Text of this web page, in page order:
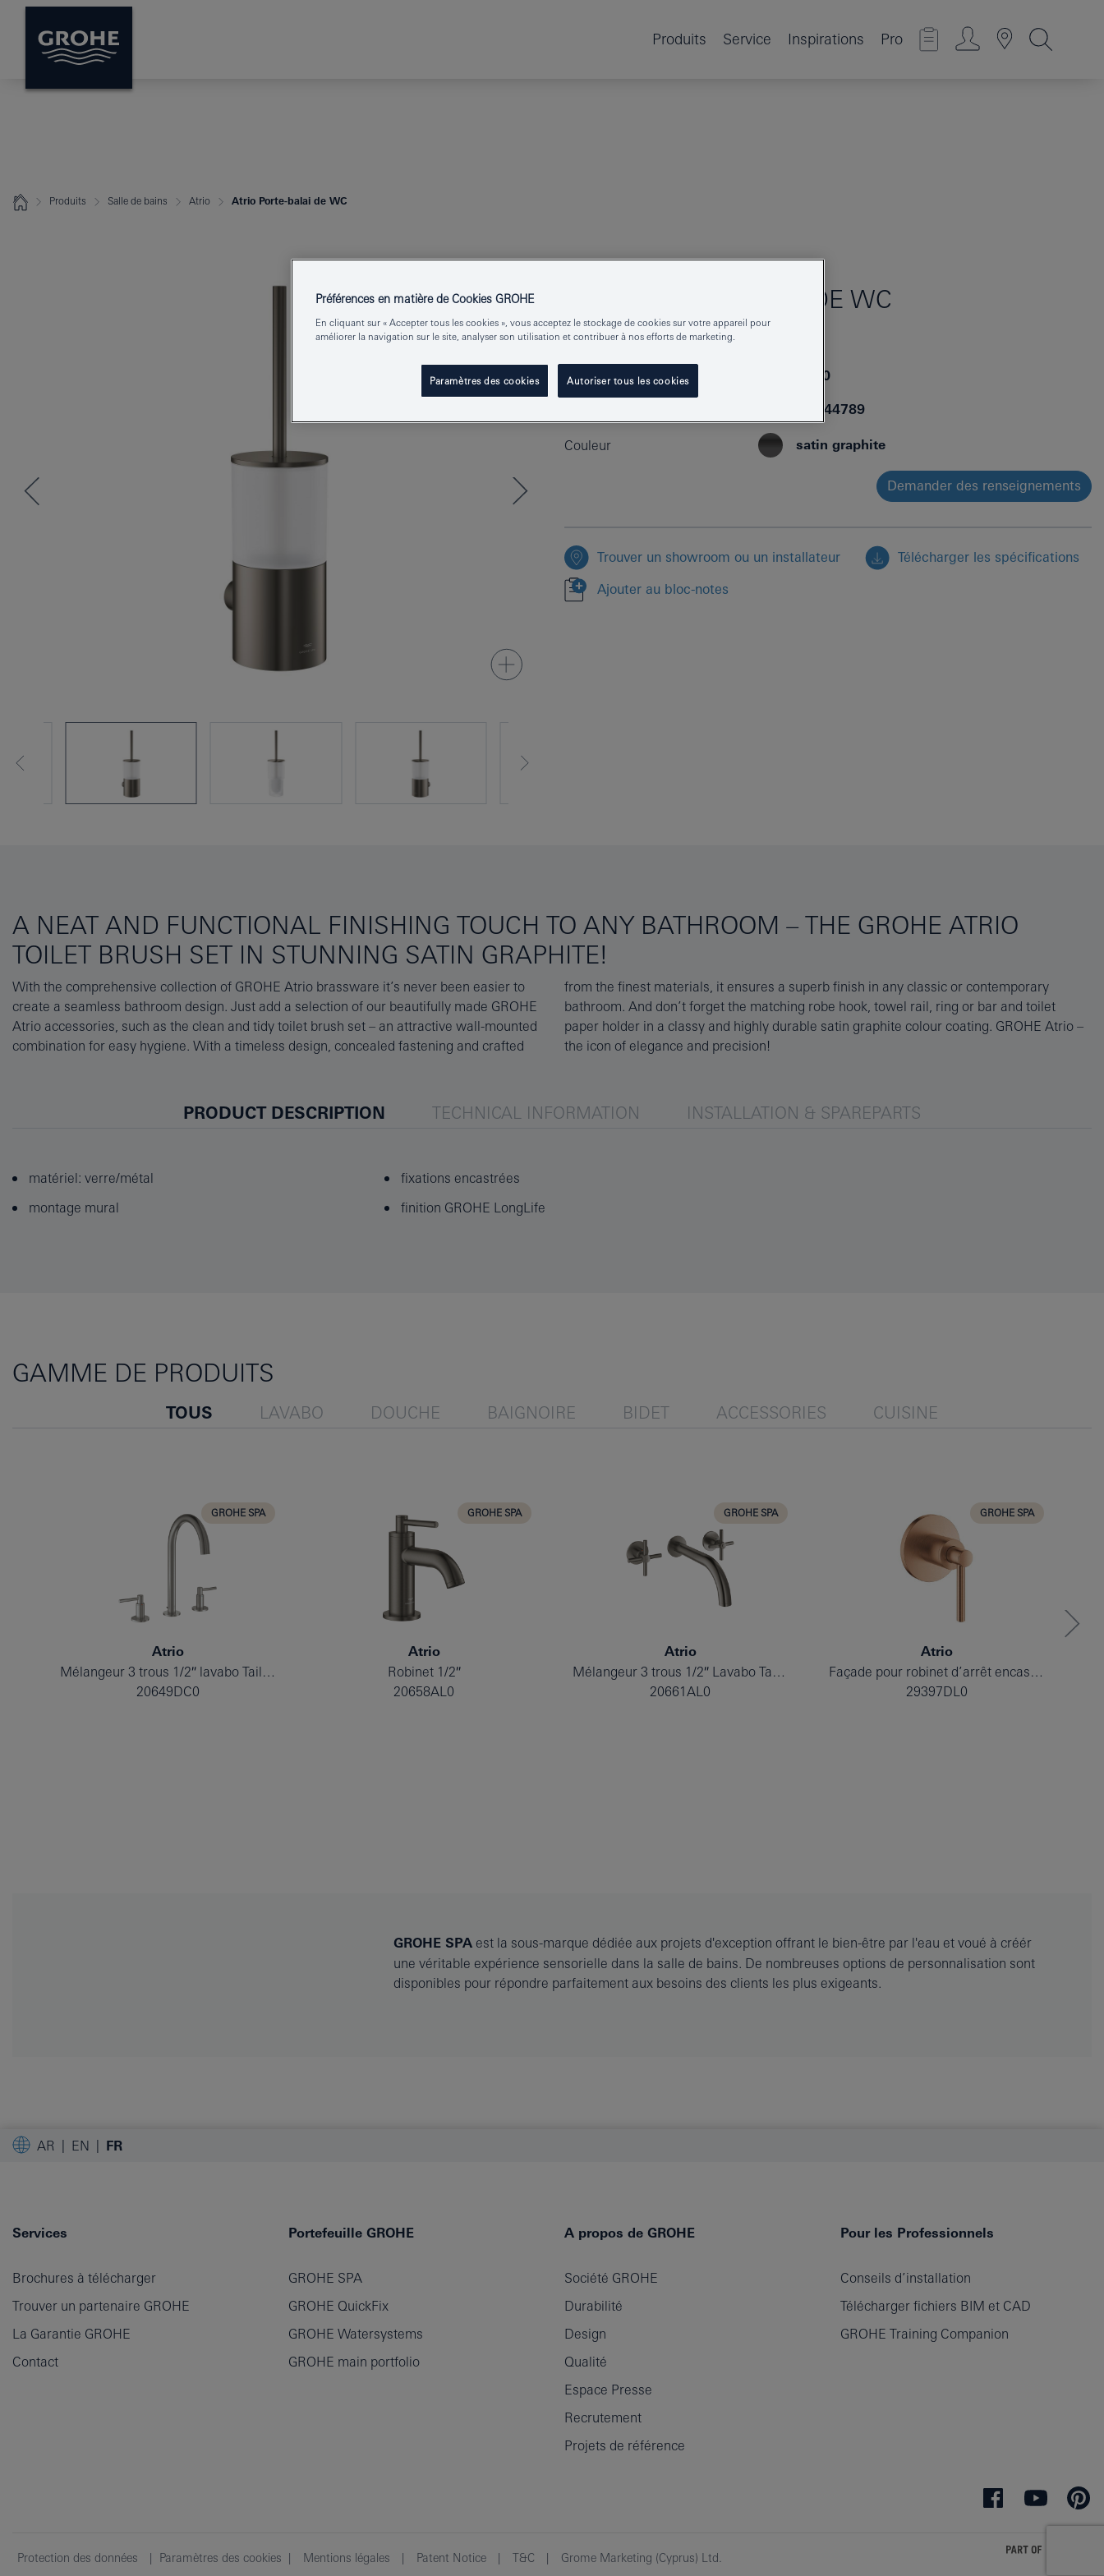
Produits Service Inspirations Pro
Produits Salle de bains Atrio Atrio Porte-balai de WC
PORTE-BALAI DE WC
Numéro de produit 40892MG0
4005176944789
Couleur satin graphite
Demander des renseignements
Trouver un showroom ou un installateur Télécharger les spécifications
Ajouter au bloc-notes
A NEAT AND FUNCTIONAL FINISHING TOUCH TO ANY BATHROOM – THE GROHE ATRIO
TOILET BRUSH SET IN STUNNING SATIN GRAPHITE!
With the comprehensive collection of GROHE Atrio brassware it’s never been easier to
create a seamless bathroom design. Just add a selection of our beautifully made GROHE
Atrio accessories, such as the clean and tidy toilet brush set – an attractive wall-mounted
combination for easy hygiene. With a timeless design, concealed fastening and crafted
from the finest materials, it ensures a superb finish in any classic or contemporary
bathroom. And don’t forget the matching robe hook, towel rail, ring or bar and toilet
paper holder in a classy and highly durable satin graphite colour coating. GROHE Atrio –
the icon of elegance and precision!
PRODUCT DESCRIPTION TECHNICAL INFORMATION INSTALLATION & SPAREPARTS
matériel: verre/métal
montage mural
fixations encastrées
finition GROHE LongLife
GAMME DE PRODUITS
TOUS LAVABO DOUCHE BAIGNOIRE BIDET ACCESSORIES CUISINE
GROHE SPA
Atrio
Mélangeur 3 trous 1/2″ lavabo Taille L
20649DC0
GROHE SPA
Atrio
Robinet 1/2″
20658AL0
GROHE SPA
Atrio
Mélangeur 3 trous 1/2″ Lavabo Taille M
20661AL0
GROHE SPA
Atrio
Façade pour robinet d’arrêt encastré
29397DL0
GROHE SPAest la sous-marque dédiée aux projets d'exception offrant le bien-être par l'eau et voué à créér
une véritable expérience sensorielle dans la salle de bains. De nombreuses options de personnalisation sont
disponibles pour répondre parfaitement aux besoins des clients les plus exigeants.
AR EN FR
Services
Brochures à télécharger
Trouver un partenaire GROHE
La Garantie GROHE
Contact
Portefeuille GROHE
GROHE SPA
GROHE QuickFix
GROHE Watersystems
GROHE main portfolio
A propos de GROHE
Société GROHE
Durabilité
Design
Qualité
Espace Presse
Recrutement
Projets de référence
Pour les Professionnels
Conseils d’installation
Télécharger fichiers BIM et CAD
GROHE Training Companion
Protection des données Paramètres des cookies Mentions légales Patent Notice T&C Grome Marketing (Cyprus) Ltd.
Préférences en matière de Cookies GROHE
En cliquant sur « Accepter tous les cookies », vous acceptez le stockage de cookies sur votre appareil pour
améliorer la navigation sur le site, analyser son utilisation et contribuer à nos efforts de marketing.
Paramètres des cookies Autoriser tous les cookies